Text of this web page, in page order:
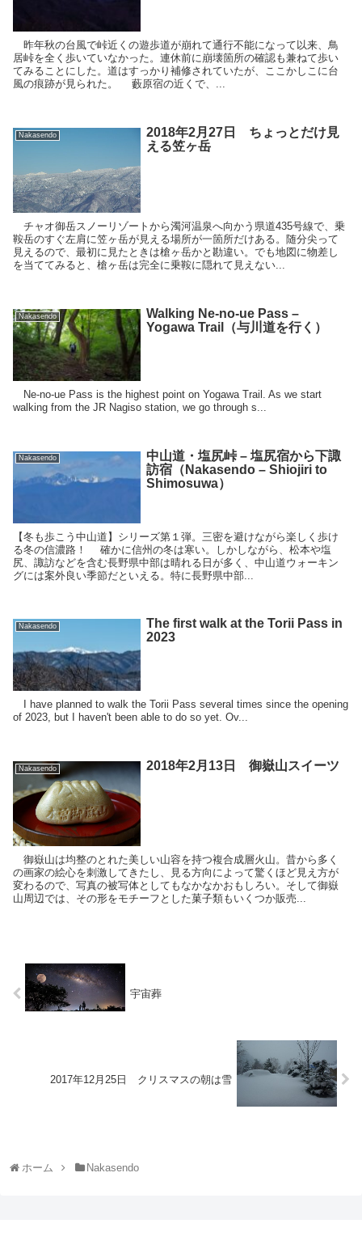
昨年秋の台風で峠近くの遊歩道が崩れて通行不能になって以来、鳥
居峠を全く歩いていなかった。連休前に崩壊箇所の確認も兼ねて歩い
てみることにした。道はすっかり補修されていたが、ここかしこに台
風の痕跡が見られた。 藪原宿の近くで、...
Nakasendo
2018年2月27日 ちょっとだけ見
える笠ヶ岳
チャオ御岳スノーリゾートから濁河温泉へ向かう県道435号線で、乗
鞍岳のすぐ左肩に笠ヶ岳が見える場所が一箇所だけある。随分尖って
見えるので、最初に見たときは槍ヶ岳かと勘違い。でも地図に物差し
を当ててみると、槍ヶ岳は完全に乗鞍に隠れて見えない...
Nakasendo
Walking Ne-no-ue Pass –
Yogawa Trail（与川道を行く）
Ne-no-ue Pass is the highest point on Yogawa Trail. As we start
walking from the JR Nagiso station, we go through s...
Nakasendo
中山道・塩尻峠 – 塩尻宿から下諏
訪宿（Nakasendo – Shiojiri to
Shimosuwa）
【冬も歩こう中山道】シリーズ第１弾。三密を避けながら楽しく歩け
る冬の信濃路！ 確かに信州の冬は寒い。しかしながら、松本や塩
尻、諏訪などを含む長野県中部は晴れる日が多く、中山道ウォーキン
グには案外良い季節だといえる。特に長野県中部...
Nakasendo
The first walk at the Torii Pass in
2023
I have planned to walk the Torii Pass several times since the opening
of 2023, but I haven't been able to do so yet. Ov...
Nakasendo 2018年2月13日 御嶽山スイーツ
御嶽山は均整のとれた美しい山容を持つ複合成層火山。昔から多く
の画家の絵心を刺激してきたし、見る方向によって驚くほど見え方が
変わるので、写真の被写体としてもなかなかおもしろい。そして御嶽
山周辺では、その形をモチーフとした菓子類もいくつか販売...
宇宙葬
2017年12月25日 クリスマスの朝は雪
ホーム Nakasendo